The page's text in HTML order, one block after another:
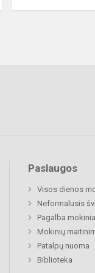
Paslaugos
Visos dienos
Neformalusis
Pagalba
Mokinių
Patalpų nuoma
Biblioteka